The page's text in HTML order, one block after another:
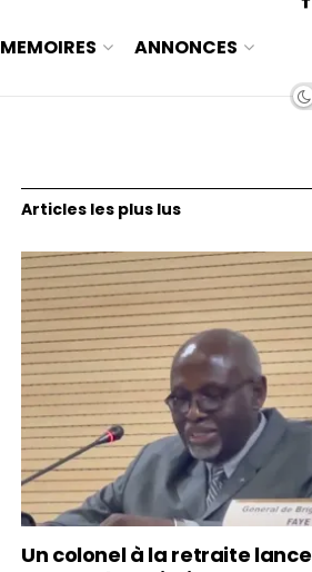
MEMOIRES ANNONCES
Articles les plus lus
Un colonel à la retraite lance